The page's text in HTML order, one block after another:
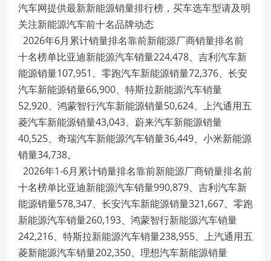
汽车网提供最新新能源销量排行榜，买车选车型请及明
关注新能源汽车前十名品牌动态
2026年6月累计销量排名靠前新能源厂商销量排名前
十名榜单比亚迪新能源汽车销量224,478、吉利汽车新
能源销量107,951、零跑汽车新能源销量72,376、长安
汽车新能源销量66,900、特斯拉新能源汽车销量
52,920、鸿蒙智行汽车新能源销量50,624、上汽通用五
菱汽车新能源销量43,043、蔚来汽车新能源销量
40,525、奇瑞汽车新能源汽车销量36,449、小米新能源
销量34,738。
2026年1-6月累计销量排名靠前新能源厂商销量排名前
十名榜单比亚迪新能源汽车销量990,879、吉利汽车新
能源销量578,347、长安汽车新能源销量321,667、零跑
新能源汽车销量260,193、鸿蒙智行新能源汽车销量
242,216、特斯拉新能源汽车销量238,955、上汽通用五
菱新能源汽车销量202,350、理想汽车新能源销量